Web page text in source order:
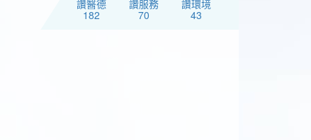
讚醫德
182
讚服務
70
讚環境
43